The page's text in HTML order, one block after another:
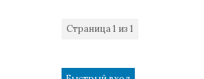
Страница1 из 1